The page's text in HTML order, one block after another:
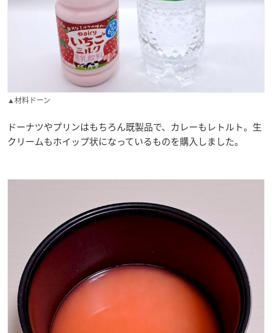
▲材料ドーン
ドーナツやプリンはもちろん既製品で、カレーもレトルト。生
クリームもホイップ状になっているものを購入しました。